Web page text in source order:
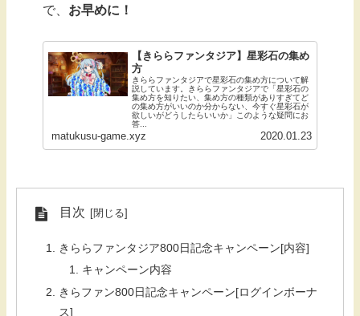
で、 お早めに！
【きららファンタジア】星彩石の集め
方
きららファンタジアで星彩石の集め方について解
説しています。きららファンタジアで「星彩石の
集め方を知りたい、集め方の種類がありすぎてど
の集め方がいいのか分からない、今すぐ星彩石が
欲しいがどうしたらいいか」このような疑問にお
答...
matukusu-game.xyz 2020.01.23
目次
きららファンタジア800日記念キャンペーン[内容]
キャンペーン内容
きらファン800日記念キャンペーン[ログインボーナ
ス]